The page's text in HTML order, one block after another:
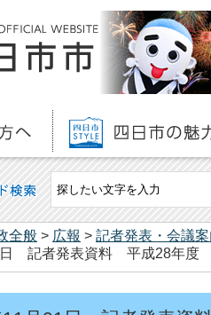
索
全般 > 広報 > 記者発表・会議案
記者発表資料 平成28年度